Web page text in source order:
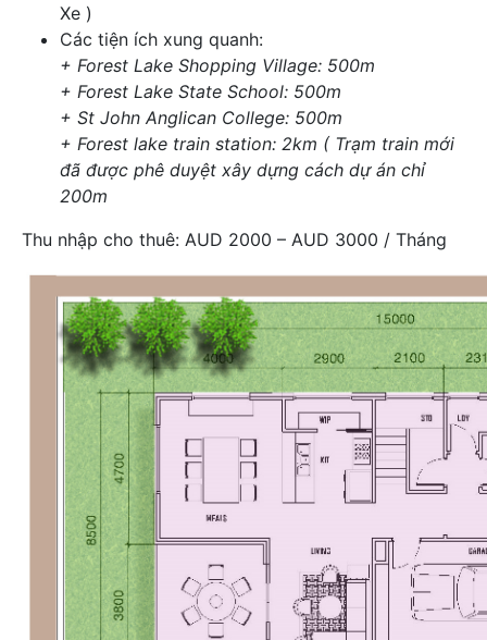
Xe )
Các tiện ích xung quanh:
+ Forest Lake Shopping Village: 500m
+ Forest Lake State School: 500m
+ St John Anglican College: 500m
+ Forest lake train station: 2km ( Trạm train mới
đã được phê duyệt xây dựng cách dự án chỉ
200m
Thu nhập cho thuê: AUD 2000 – AUD 3000 / Tháng